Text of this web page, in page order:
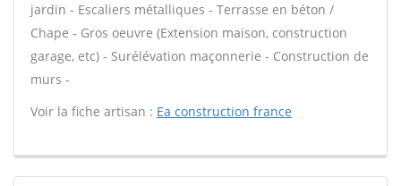
jardin - Escaliers métalliques - Terrasse en béton /
Chape - Gros oeuvre (Extension maison, construction
garage, etc) - Surélévation maçonnerie - Construction de
murs -
Voir la fiche artisan : Ea construction france